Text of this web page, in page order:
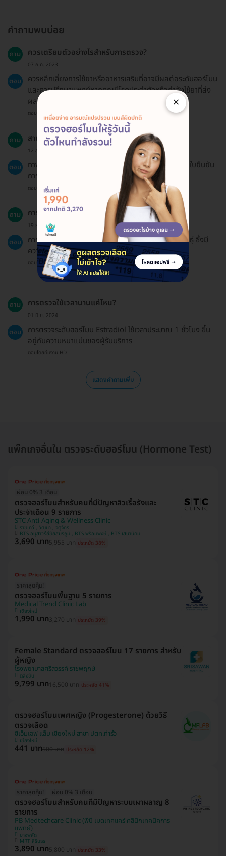
คำถามพบบ่อย
ถาม ควรเตรียมตัวอย่างไรสำหรับการตรวจ?
07 ก.ค. 2023
ตอบ
ควรหลีกเลี่ยงการใช้ยาหรืออาหารเสริมที่อาจมีผลต่อระดับฮอร์โมน
และควรปรึกษาแพทย์หากคุณมีโรคประจำตัวหรือกำลังใช้ยาที่ส่ง
ผลต่อฮอร์โมน
ตอบโดยทีมงาน HD
ถาม สามารถออกใบเสร็จได้หรือไม่?
12 ส.ค. 2023
ตอบ
ทาง HDmall ไม่สามารถออกใบเสร็จได้ แต่สามารถออกใบยืนยัน
การชำระเงินได้
ตอบโดยทีมงาน HD
ถาม การตรวจ Estradiol มีผลต่อการตั้งครรภ์หรือไม่?
19 ธ.ค. 2024
ตอบ
การตรวจ Estradiol จะช่วยให้ทราบถึงสุขภาพการสืบพันธุ์ ซึ่งมี
ความสำคัญต่อการตั้งครรภ์
ตอบโดยทีมงาน HD
ถาม การตรวจใช้เวลานานแค่ไหน?
01 มิ.ย. 2024
ตอบ
การตรวจระดับฮอร์โมน Estradiol ใช้เวลาประมาณ 1 ชั่วโมง ขึ้น
อยู่กับความหนาแน่นของผู้รับบริการ
ตอบโดยทีมงาน HD
แสดงคำถามเพิ่ม
แพ็กเกจอื่นใน ตรวจระดับฮอร์โมน (Hormone Test)
ผ่อน 0% 3 เดือน
ตรวจฮอร์โมนสำหรับคนที่มีปัญหาสิวเรื้อรังและ
ประจำเดือน 9 รายการ
STC Anti-Aging & Wellness Clinic
ราชเทวี , วัฒนา , จตุจักร
BTS อนุสาวรีย์ชัยสมรภูมิ , BTS พร้อมพงษ์ , BTS เสนานิคม
3,690 บาท5,955 บาท ประหยัด 38%
ราคาสุดคุ้ม!
ตรวจฮอร์โมนพื้นฐาน 5 รายการ
Medical Trend Clinic Lab
เชียงใหม่
1,990 บาท3,270 บาท ประหยัด 39%
Female Standard ตรวจฮอร์โมน 17 รายการ สำหรับ
ผู้หญิง
โรงพยาบาลศรีสวรรค์ ราชพฤกษ์
ตลิ่งชัน
9,799 บาท16,500 บาท ประหยัด 41%
ตรวจฮอร์โมนเพศหญิง (Progesterone) ด้วยวิธี
ตรวจเลือด
ซีเอ็มเอฟ แล็บ เชียงใหม่ สาขา ปตท.ท่ารั้ว
เชียงใหม่
441 บาท500 บาท ประหยัด 12%
ราคาสุดคุ้ม! ผ่อน 0% 3 เดือน
ตรวจฮอร์โมนสำหรับคนที่มีปัญหาระบบเผาผลาญ 8
รายการ
PB Medtechcare Clinic (พีบี เมดเทคแคร์ คลินิกเทคนิคการ
แพทย์)
บางพลัด
MRT สิรินธร
3,890 บาท5,800 บาท ประหยัด 33%
×